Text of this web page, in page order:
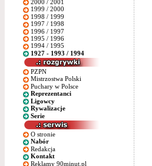
2000 / 2001
1999 / 2000
1998 / 1999
1997 / 1998
1996 / 1997
1995 / 1996
1994 / 1995
1927 - 1993 / 1994
PZPN
Mistrzostwa Polski
Puchary w Polsce
Reprezentanci
Ligowcy
Rywalizacje
Serie
O stronie
Nabór
Redakcja
Kontakt
Reklamy 90minut.pl